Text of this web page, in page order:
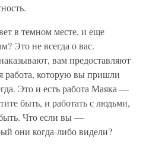
в темном месте, и еще
Это не всегда о вас.
вам предоставляют
работа, которую вы пришли
Это и есть работа Маяка —
быть, и работать с людьми,
Что если вы —
они когда-либо видели?